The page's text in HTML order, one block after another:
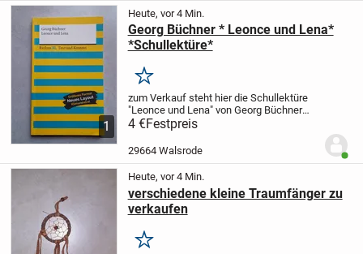
1
Heute, vor 4 Min.
Georg Büchner * Leonce und Lena*
*Schullektüre*
Merken
zum Verkauf steht hier die Schullektüre
"Leonce und Lena" von Georg Büchner
Reclam XL Text und Kontext
15-016134-0
gelesen, ist aber in einem neuwertigen
4 €Festpreis
29664 Walsrode
Heute, vor 4 Min.
verschiedene kleine Traumfänger zu
verkaufen
Merken